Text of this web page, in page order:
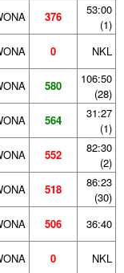
376
53:00
(1)
0 NKL
580
106:50
(28)
564
31:27
(1)
552
82:30
(2)
518
86:23
(30)
506 36:40
0 NKL